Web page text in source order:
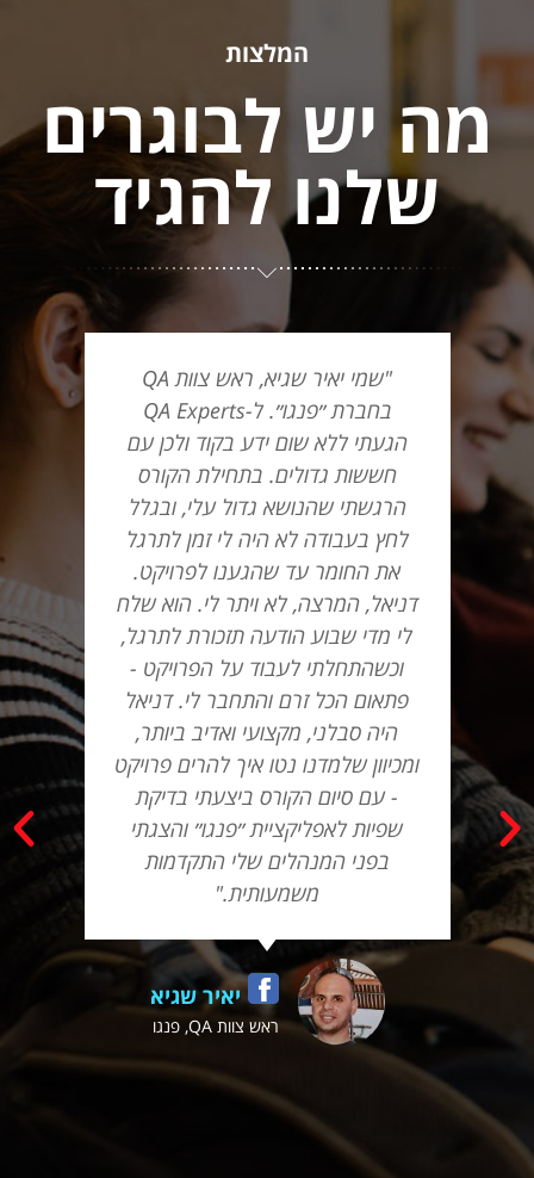
המלצות
מה יש לבוגרים
שלנו להגיד
"שמי יאיר שגיא, ראש צוות QA
בחברת ״פנגו״. ל-QA Experts
הגעתי ללא שום ידע בקוד ולכן עם
חששות גדולים. בתחילת הקורס
הרגשתי שהנושא גדול עלי, ובגלל
לחץ בעבודה לא היה לי זמן לתרגל
את החומר עד שהגענו לפרויקט.
דניאל, המרצה, לא ויתר לי. הוא שלח
לי מדי שבוע הודעה תזכורת לתרגל,
וכשהתחלתי לעבוד על הפרויקט -
פתאום הכל זרם והתחבר לי. דניאל
היה סבלני, מקצועי ואדיב ביותר,
ומכיוון שלמדנו נטו איך להרים פרויקט
- עם סיום הקורס ביצעתי בדיקת
שפיות לאפליקציית ״פנגו״ והצגתי
בפני המנהלים שלי התקדמות
משמעותית."
יאיר שגיא
ראש צוות QA, פנגו